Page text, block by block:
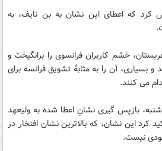
کرد که اعطای این نشان به بن نایف، به
خشم کاربران فرانسوی را برانگیخت و
بسیاری، آن را به مثابۀ تشویق فرانسه برای
می کنند.
بازپس گیری نشانِ اعطا شده به ولیعهد
کرد این نشان، که بالاترین نشان افتخار در
نیست.